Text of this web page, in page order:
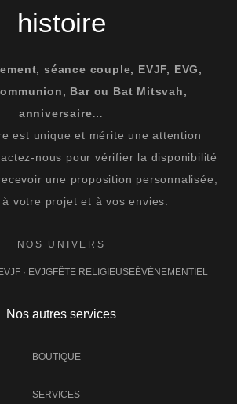
histoire
séance couple, EVJF, EVG,
Bar ou Bat Mitsvah,
anniversaire…
est unique et mérite une attention
nous pour vérifier la disponibilité
une proposition personnalisée,
votre projet et à vos envies.
NOS UNIVERS
· EVJGFÊTE RELIGIEUSEÉVÉNEMENTIEL
Nos autres services
BOUTIQUE
SERVICES